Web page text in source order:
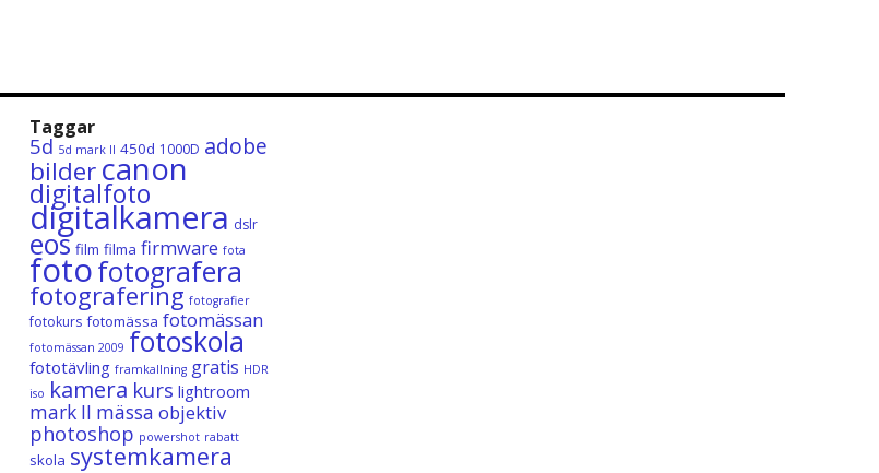
Taggar
5d 5d mark II 450d 1000D adobe
bilder canon
digitalfoto
digitalkamera dslr
eos film filma firmware fota
fotofotografera
fotografering fotografier
fotokurs fotomässa fotomässan
fotomässan 2009 fotoskola
fototävling framkallning gratis HDR
iso kamera kurs lightroom
mark II mässa objektiv
photoshop powershot rabatt
skola systemkamera